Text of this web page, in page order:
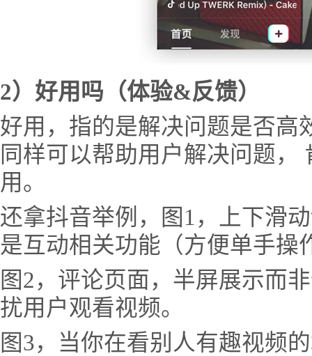
2）好用吗（体验&反馈）
好用，指的是解决问题是否高
同样可以帮助用户解决问题
用。
还拿抖音举例，图1，上下滑
是互动相关功能（方便单手操
图2，评论页面，半屏展示而
扰用户观看视频。
图3，当你在看别人有趣视频